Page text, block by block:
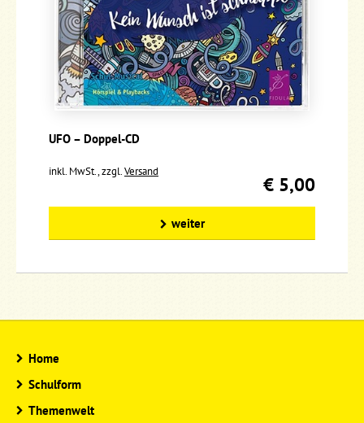
UFO – Doppel-CD
inkl. MwSt., zzgl.Versand
€ 5,00
weiter
Home
Schulform
Themenwelt